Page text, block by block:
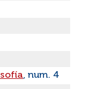
, num. 4